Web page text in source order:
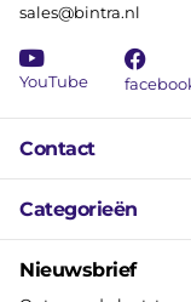
Contact
Categorieën
sales@bintra.nl
YouTube
Nieuwsbrief